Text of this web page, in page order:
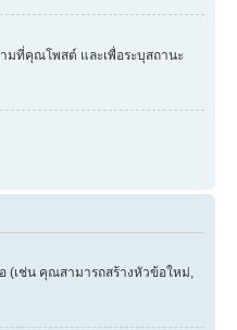
ที่คุณโพสต์ และเพื่อระบุสถานะ
(เช่น คุณสามารถสร้างหัวข้อใหม่,